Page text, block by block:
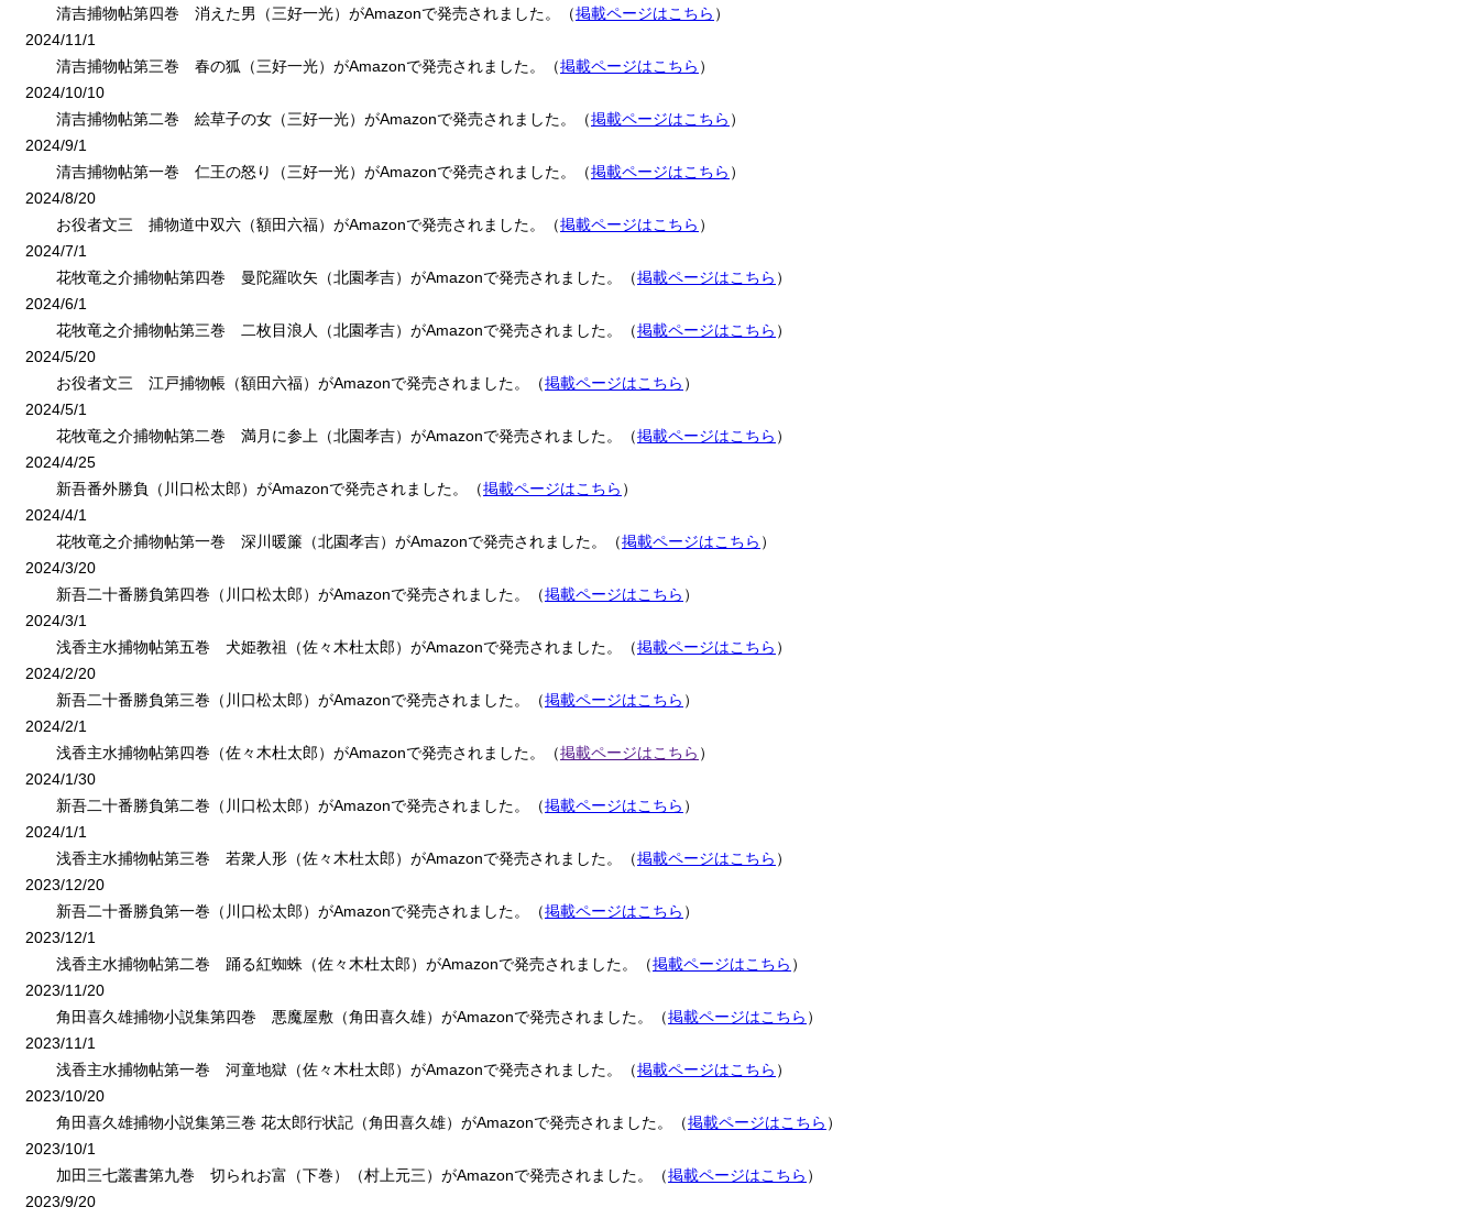
清吉捕物帖第四巻 消えた男（三好一光）がAmazonで発売されました。（掲載ページはこちら ）
2024/11/1
清吉捕物帖第三巻 春の狐（三好一光）がAmazonで発売されました。（掲載ページはこちら ）
2024/10/10
清吉捕物帖第二巻 絵草子の女（三好一光）がAmazonで発売されました。（掲載ページはこちら ）
2024/9/1
清吉捕物帖第一巻 仁王の怒り（三好一光）がAmazonで発売されました。（掲載ページはこちら ）
2024/8/20
お役者文三 捕物道中双六（額田六福）がAmazonで発売されました。（掲載ページはこちら ）
2024/7/1
花牧竜之介捕物帖第四巻 曼陀羅吹矢（北園孝吉）がAmazonで発売されました。（掲載ページはこちら ）
2024/6/1
花牧竜之介捕物帖第三巻 二枚目浪人（北園孝吉）がAmazonで発売されました。（掲載ページはこちら ）
2024/5/20
お役者文三 江戸捕物帳（額田六福）がAmazonで発売されました。（掲載ページはこちら ）
2024/5/1
花牧竜之介捕物帖第二巻 満月に参上（北園孝吉）がAmazonで発売されました。（掲載ページはこちら ）
2024/4/25
新吾番外勝負（川口松太郎）がAmazonで発売されました。（掲載ページはこちら ）
2024/4/1
花牧竜之介捕物帖第一巻 深川暖簾（北園孝吉）がAmazonで発売されました。（掲載ページはこちら ）
2024/3/20
新吾二十番勝負第四巻（川口松太郎）がAmazonで発売されました。（掲載ページはこちら ）
2024/3/1
浅香主水捕物帖第五巻 犬姫教祖（佐々木杜太郎）がAmazonで発売されました。（掲載ページはこちら ）
2024/2/20
新吾二十番勝負第三巻（川口松太郎）がAmazonで発売されました。（掲載ページはこちら ）
2024/2/1
浅香主水捕物帖第四巻（佐々木杜太郎）がAmazonで発売されました。（掲載ページはこちら ）
2024/1/30
新吾二十番勝負第二巻（川口松太郎）がAmazonで発売されました。（掲載ページはこちら ）
2024/1/1
浅香主水捕物帖第三巻 若衆人形（佐々木杜太郎）がAmazonで発売されました。（掲載ページはこちら ）
2023/12/20
新吾二十番勝負第一巻（川口松太郎）がAmazonで発売されました。（掲載ページはこちら ）
2023/12/1
浅香主水捕物帖第二巻 踊る紅蜘蛛（佐々木杜太郎）がAmazonで発売されました。（掲載ページはこちら ）
2023/11/20
角田喜久雄捕物小説集第四巻 悪魔屋敷（角田喜久雄）がAmazonで発売されました。（掲載ページはこちら ）
2023/11/1
浅香主水捕物帖第一巻 河童地獄（佐々木杜太郎）がAmazonで発売されました。（掲載ページはこちら ）
2023/10/20
角田喜久雄捕物小説集第三巻 花太郎行状記（角田喜久雄）がAmazonで発売されました。（掲載ページはこちら ）
2023/10/1
加田三七叢書第九巻 切られお富（下巻）（村上元三）がAmazonで発売されました。（掲載ページはこちら ）
2023/9/20